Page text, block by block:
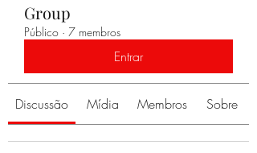
Group
Público · 7 membros
Entrar
Discussão Mídia Membros Sobre